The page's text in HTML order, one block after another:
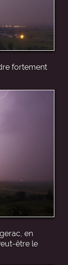
fortement
en
être le